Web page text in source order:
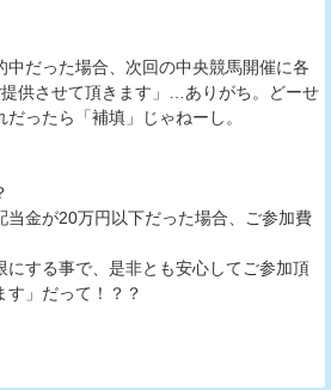
中だった場合、次回の中央競馬開催に各
供させて頂きます」…ありがち。どーせ
ったら「補填」じゃねーし。
当金が20万円以下だった場合、ご参加費
にする事で、是非とも安心してご参加頂
す」だって！？？